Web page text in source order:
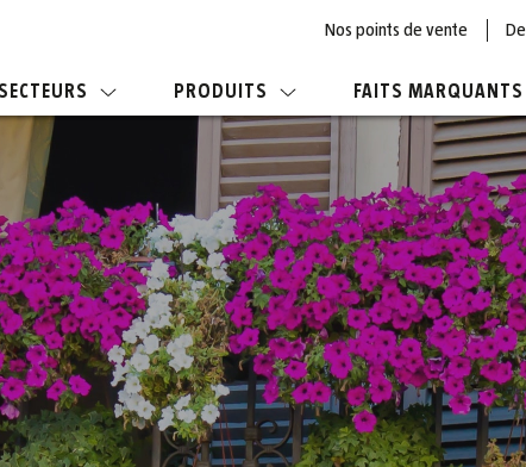
Nos points de vente
SECTEURS PRODUITS FAITS MARQUANTS